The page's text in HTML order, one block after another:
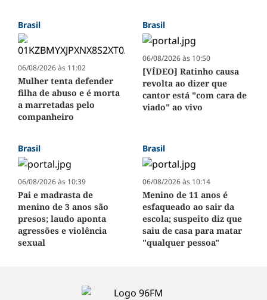
Brasil
06/08/2026 às 11:02
Mulher tenta defender
filha de abuso e é morta
a marretadas pelo
companheiro
Brasil
06/08/2026 às 10:50
[VÍDEO] Ratinho causa
revolta ao dizer que
cantor está "com cara de
viado" ao vivo
Brasil
06/08/2026 às 10:39
Pai e madrasta de
menino de 3 anos são
presos; laudo aponta
agressões e violência
sexual
Brasil
06/08/2026 às 10:14
Menino de 11 anos é
esfaqueado ao sair da
escola; suspeito diz que
saiu de casa para matar
"qualquer pessoa"